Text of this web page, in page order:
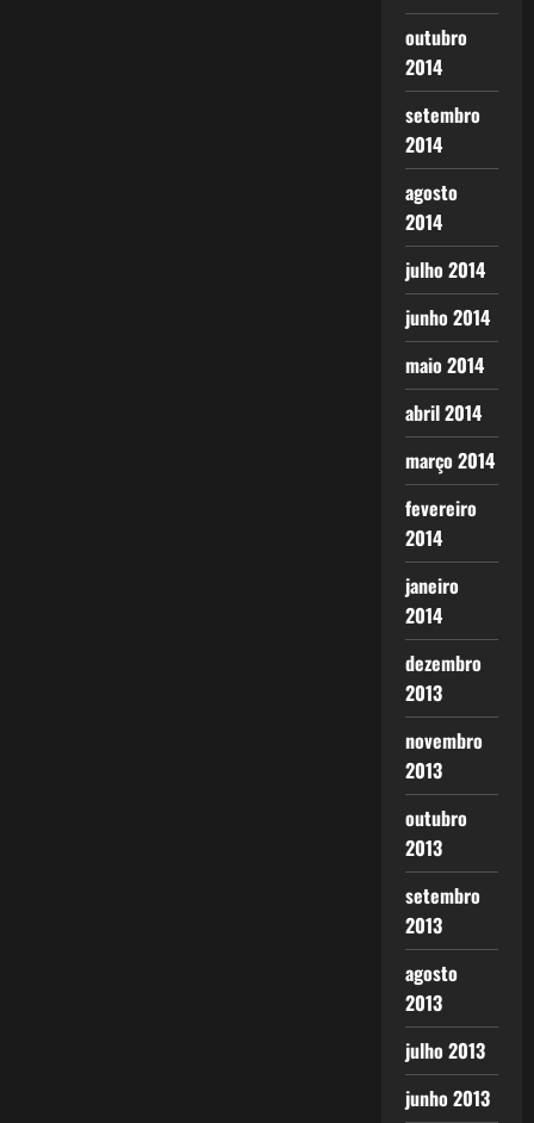
outubro
2014
setembro
2014
agosto
2014
julho 2014
junho 2014
maio 2014
abril 2014
março 2014
fevereiro
2014
janeiro
2014
dezembro
2013
novembro
2013
outubro
2013
setembro
2013
agosto
2013
julho 2013
junho 2013